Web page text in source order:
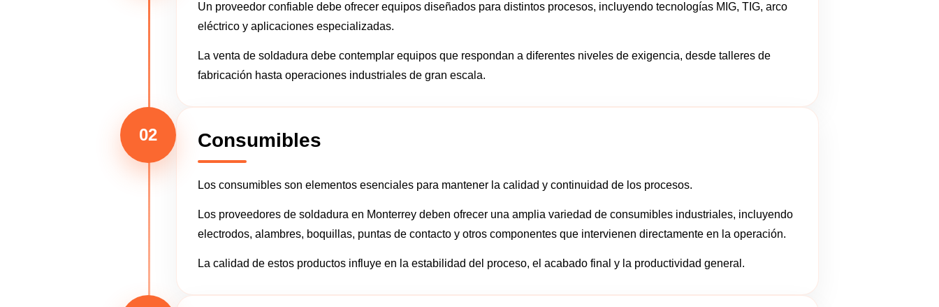
Un proveedor confiable debe ofrecer equipos diseñados para distintos procesos, incluyendo tecnologías MIG, TIG, arco
eléctrico y aplicaciones especializadas.
La venta de soldadura debe contemplar equipos que respondan a diferentes niveles de exigencia, desde talleres de
fabricación hasta operaciones industriales de gran escala.
02 Consumibles
Los consumibles son elementos esenciales para mantener la calidad y continuidad de los procesos.
Los proveedores de soldadura en Monterrey deben ofrecer una amplia variedad de consumibles industriales, incluyendo
electrodos, alambres, boquillas, puntas de contacto y otros componentes que intervienen directamente en la operación.
La calidad de estos productos influye en la estabilidad del proceso, el acabado final y la productividad general.